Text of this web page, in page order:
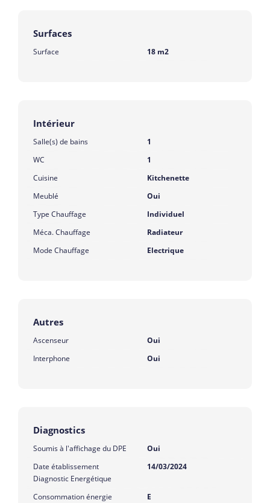
Surfaces
Surface 18 m2
Intérieur
Salle(s) de bains
1
WC
1
Cuisine
Kitchenette
Meublé
Oui
Type Chauffage
Individuel
Méca. Chauffage
Radiateur
Mode Chauffage
Electrique
Autres
Ascenseur
Oui
Interphone
Oui
Diagnostics
Soumis à l'affichage du DPE
Oui
Date établissement
Diagnostic Energétique
14/03/2024
Consommation énergie
E